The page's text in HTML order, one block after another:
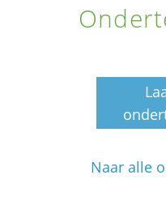
Naar alle